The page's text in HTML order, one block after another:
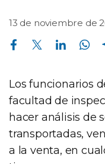
13 de noviembre de
Compartir en Facebook Compartir en Twitter Compartir en Linkedin Compartir en Whatsapp
Los funcionarios
facultad de
hacer análisis de
transportadas,
a la venta, en